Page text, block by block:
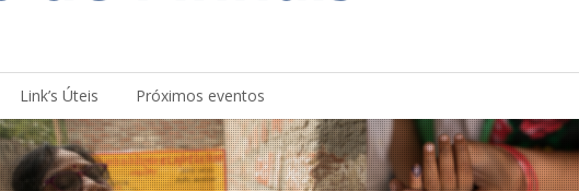
Link’s Úteis Próximos eventos